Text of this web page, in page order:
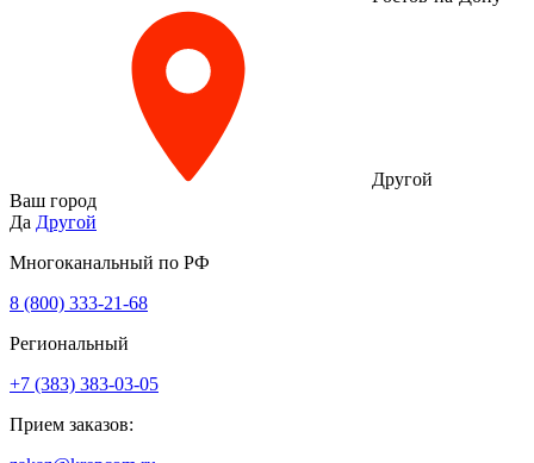
Другой
Ваш город
Да Другой
Многоканальный по РФ
8 (800) 333‑21-68
Региональный
+7 (383) 383-03-05
Прием заказов: